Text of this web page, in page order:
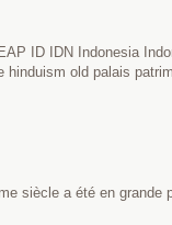
ID IDN Indonesia
old palais
siècle a été en